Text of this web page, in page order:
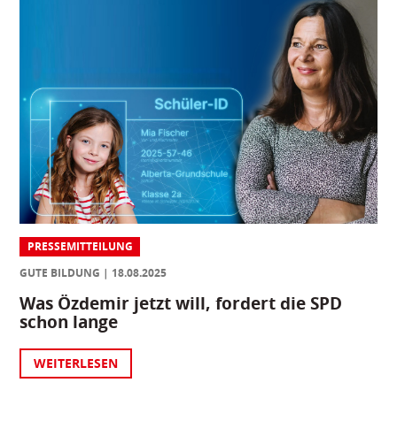
PRESSEMITTEILUNG
GUTE BILDUNG
18.08.2025
Was Özdemir jetzt will, fordert die SPD
schon lange
WEITERLESEN